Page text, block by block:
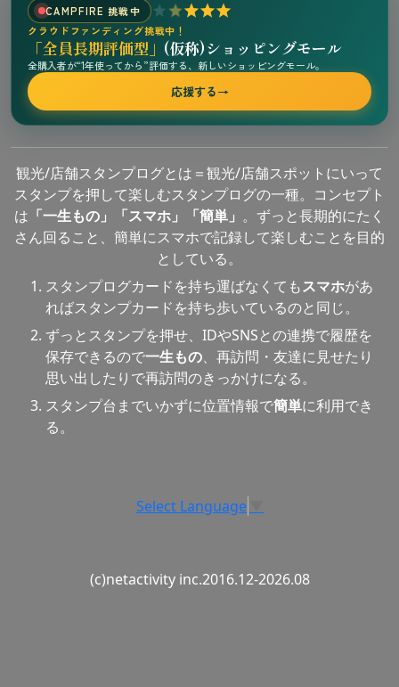
CAMPFIRE 挑戦中
クラウドファンディング挑戦中！
「全員長期評価型」 (仮称)ショッピングモール
全購入者が“1年使ってから”評価する、新しいショッピングモール。
応援する→
観光/店舗スタンプログとは＝観光/店舗スポットにいって
スタンプを押して楽しむスタンプログの一種。コンセプト
は 「一生もの」「スマホ」「簡単」 。ずっと長期的にたく
さん回ること、簡単にスマホで記録して楽しむことを目的
としている。
スタンプログカードを持ち運ばなくてもスマホがあ
ればスタンプカードを持ち歩いているのと同じ。
ずっとスタンプを押せ、IDやSNSとの連携で履歴を
保存できるので一生もの、再訪問・友達に見せたり
思い出したりで再訪問のきっかけになる。
スタンプ台までいかずに位置情報で簡単に利用でき
る。
Select Language
(c)netactivity inc.2016.12-2026.08